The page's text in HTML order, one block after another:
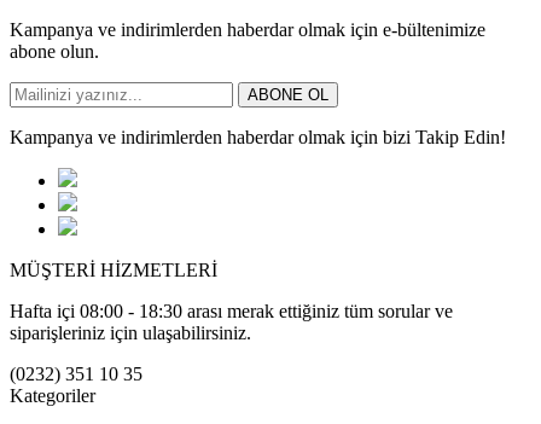
Kampanya ve indirimlerden haberdar olmak için e-bültenimize
abone olun.
ABONE OL
Kampanya ve indirimlerden haberdar olmak için bizi Takip Edin!
MÜŞTERİ HİZMETLERİ
Hafta içi 08:00 - 18:30 arası merak ettiğiniz tüm sorular ve
siparişleriniz için ulaşabilirsiniz.
(0232) 351 10 35
Kategoriler